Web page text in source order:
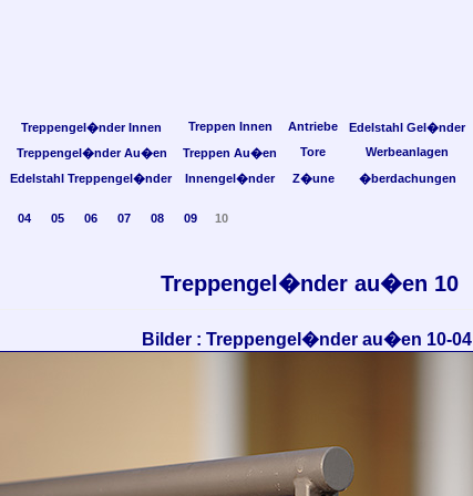
Treppengel�nder au�en 10
Bilder : Treppengel�nder au�en 10-04
Treppengel�nder Innen Treppen Innen Antriebe
Edelstahl Gel�nder
Treppengel�nder Au�en Treppen Au�en Tore
Werbeanlagen
Edelstahl Treppengel�nder Innengel�nder Z�une �berdachungen
04 05 06 07 08 09 10